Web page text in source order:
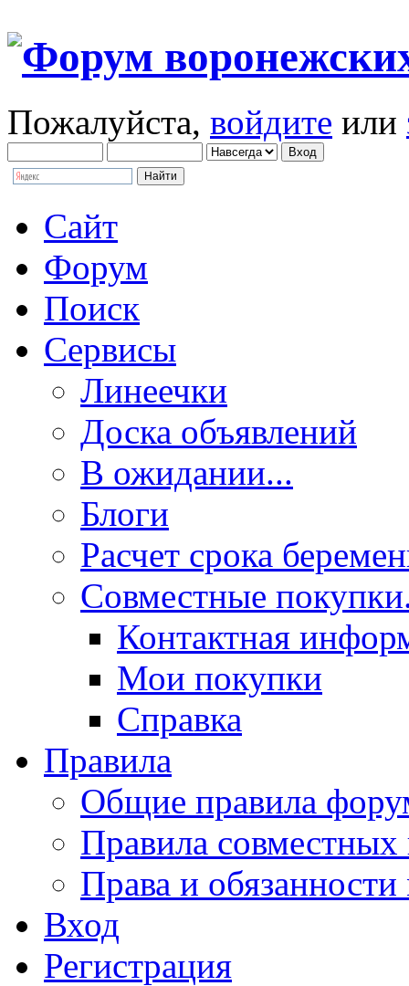
Пожалуйста, войдите или
Сайт
Форум
Поиск
Сервисы
Линеечки
Доска объявлений
В ожидании...
Блоги
Расчет срока
Совместные
Контактная
Мои покупки
Справка
Правила
Общие правила
Правила совместных
Права и
Вход
Регистрация